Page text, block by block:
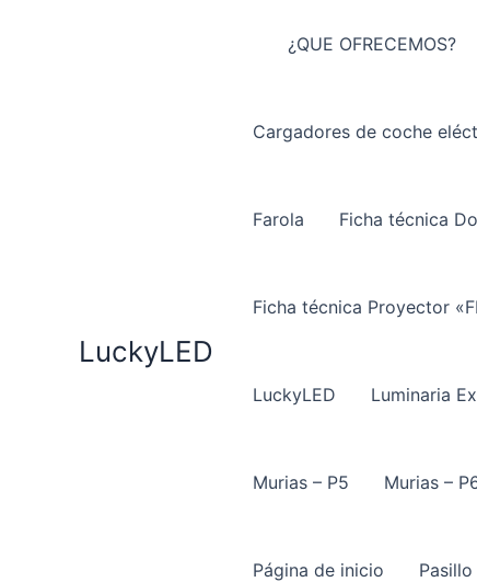
LuckyLED
¿QUE OFRECEMOS?
Cargadores de coche
Farola Ficha técnica
Ficha técnica Proyector
LuckyLED Luminaria
Murias – P5 Murias –
Página de inicio